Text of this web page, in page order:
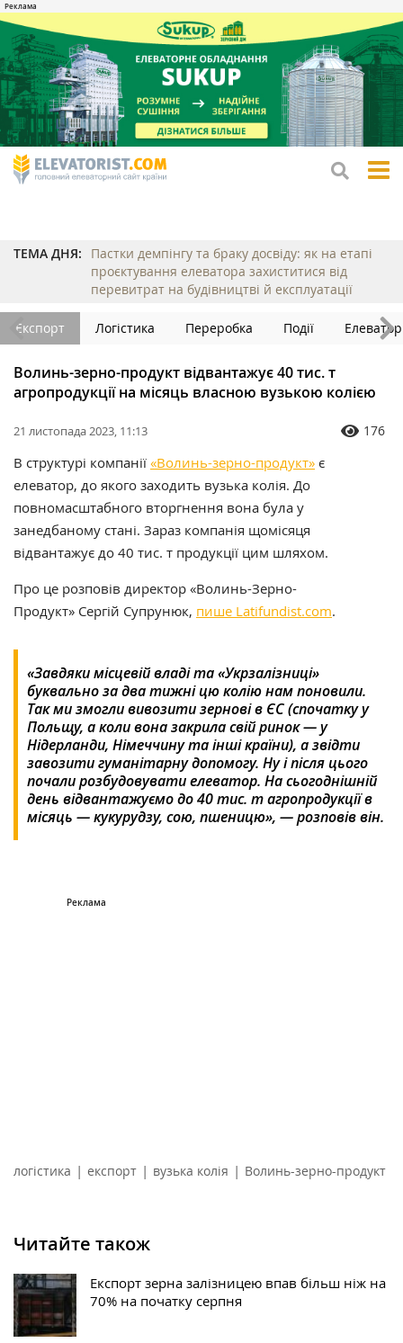
ТЕМА ДНЯ:
Пастки демпінгу та браку досвіду: як на етапі
проєктування елеватора захиститися від
перевитрат на будівництві й експлуатації
Експорт Логістика Переробка Події
Волинь-зерно-продукт відвантажує 40 тис. т
агропродукції на місяць власною вузькою колією
21 листопада 2023, 11:13 176
В структурі компанії «Волинь-зерно-продукт» є
елеватор, до якого заходить вузька колія. До
повномасштабного вторгнення вона була у
занедбаному стані. Зараз компанія щомісяця
відвантажує до 40 тис. т продукції цим шляхом.
Про це розповів директор «Волинь-Зерно-
Продукт» Сергій Супрунюк, пише Latifundist.com.
«Завдяки місцевій владі та «Укрзалізниці»
буквально за два тижні цю колію нам поновили.
Так ми змогли вивозити зернові в ЄС (спочатку у
Польщу, а коли вона закрила свій ринок — у
Нідерланди, Німеччину та інші країни), а звідти
завозити гуманітарну допомогу. Ну і після цього
почали розбудовувати елеватор. На сьогоднішній
день відвантажуємо до 40 тис. т агропродукції в
місяць — кукурудзу, сою, пшеницю», — розповів він.
логістика | експорт | вузька колія | Волинь-зерно-продукт
Читайте також
Експорт зерна залізницею впав більш ніж на
70% на початку серпня